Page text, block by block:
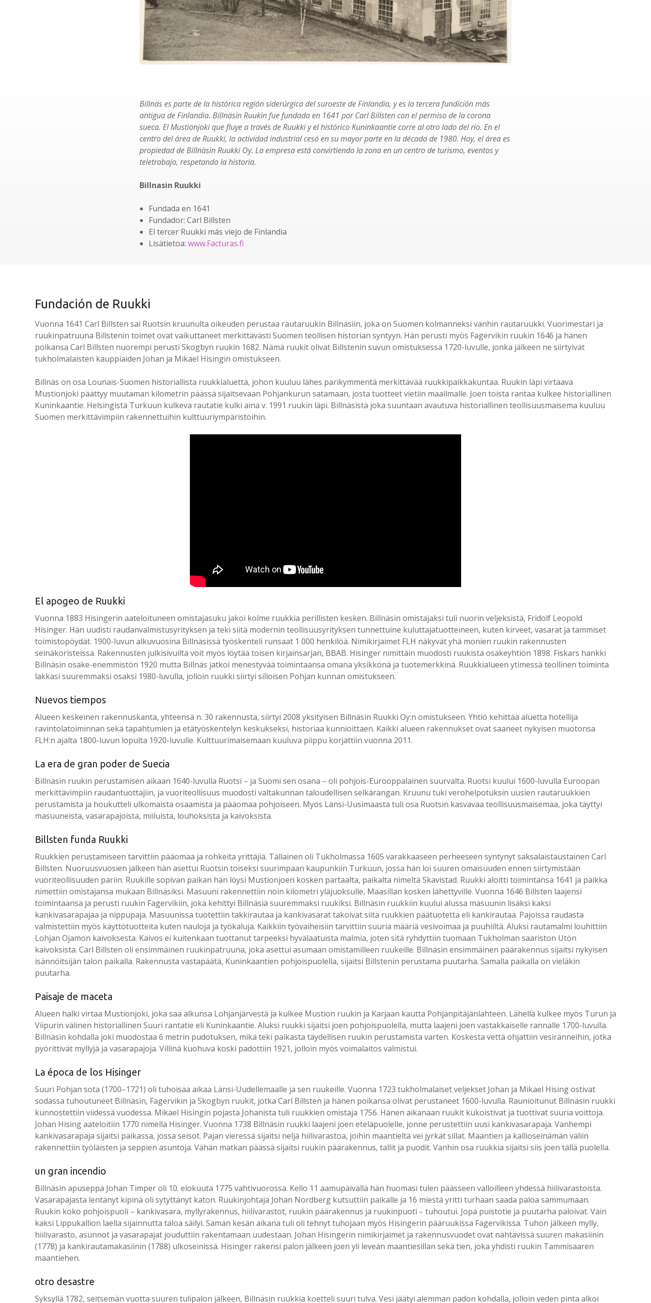
Billnäs es parte de la histórica región siderúrgica del suroeste de Finlandia, y es la tercera fundición más
antigua de Finlandia. Billnäsin Ruukin fue fundada en 1641 por Carl Billsten con el permiso de la corona
sueca. El Mustionjoki que fluye a través de Ruukki y el histórico Kuninkaantie corre al otro lado del río. En el
centro del área de Ruukki, la actividad industrial cesó en su mayor parte en la década de 1980. Hoy, el área es
propiedad de Billnäsin Ruukki Oy. La empresa está convirtiendo la zona en un centro de turismo, eventos y
teletrabajo, respetando la historia.
Billnasin Ruukki
Fundada en 1641
Fundador: Carl Billsten
El tercer Ruukki más viejo de Finlandia
Lisätietoa:www.Facturas.fi
Fundación de Ruukki
Vuonna 1641 Carl Billsten sai Ruotsin kruunulta oikeuden perustaa rautaruukin Billnäsiin, joka on Suomen kolmanneksi vanhin rautaruukki. Vuorimestari ja
ruukinpatruuna Billstenin toimet ovat vaikuttaneet merkittävästi Suomen teollisen historian syntyyn. Hän perusti myös Fagervikin ruukin 1646 ja hänen
poikansa Carl Billsten nuorempi perusti Skogbyn ruukin 1682. Nämä ruukit olivat Billstenin suvun omistuksessa 1720-luvulle, jonka jälkeen ne siirtyivät
tukholmalaisten kauppiaiden Johan ja Mikael Hisingin omistukseen.
Billnäs on osa Lounais-Suomen historiallista ruukkialuetta, johon kuuluu lähes parikymmentä merkittävää ruukkipaikkakuntaa. Ruukin läpi virtaava
Mustionjoki päättyy muutaman kilometrin päässä sijaitsevaan Pohjankurun satamaan, josta tuotteet vietiin maailmalle. Joen toista rantaa kulkee historiallinen
Kuninkaantie. Helsingistä Turkuun kulkeva rautatie kulki aina v. 1991 ruukin läpi. Billnäsistä joka suuntaan avautuva historiallinen teollisuusmaisema kuuluu
Suomen merkittävimpiin rakennettuihin kulttuuriympäristöihin.
El apogeo de Ruukki
Vuonna 1883 Hisingerin aateloituneen omistajasuku jakoi kolme ruukkia perillisten kesken. Billnäsin omistajaksi tuli nuorin veljeksistä, Fridolf Leopold
Hisinger. Hän uudisti raudanvalmistusyrityksen ja teki siitä modernin teollisuusyrityksen tunnettuine kuluttajatuotteineen, kuten kirveet, vasarat ja tammiset
toimistopöydät. 1900-luvun alkuvuosina Billnäsissä työskenteli runsaat 1 000 henkilöä. Nimikirjaimet FLH näkyvät yhä monien ruukin rakennusten
seinäkoristeissa. Rakennusten julkisivuilta voit myös löytää toisen kirjainsarjan, BBAB. Hisinger nimittäin muodosti ruukista osakeyhtiön 1898. Fiskars hankki
Billnäsin osake-enemmistön 1920 mutta Billnäs jatkoi menestyvää toimintaansa omana yksikkönä ja tuotemerkkinä. Ruukkialueen ytimessä teollinen toiminta
lakkasi suuremmaksi osaksi 1980-luvulla, jolloin ruukki siirtyi silloisen Pohjan kunnan omistukseen.
Nuevos tiempos
Alueen keskeinen rakennuskanta, yhteensä n. 30 rakennusta, siirtyi 2008 yksityisen Billnäsin Ruukki Oy:n omistukseen. Yhtiö kehittää aluetta hotellija
ravintolatoiminnan sekä tapahtumien ja etätyöskentelyn keskukseksi, historiaa kunnioittaen. Kaikki alueen rakennukset ovat saaneet nykyisen muotonsa
FLH:n ajalta 1800-luvun lopulta 1920-luvulle. Kulttuurimaisemaan kuuluva piippu korjattiin vuonna 2011.
La era de gran poder de Suecia
Billnäsin ruukin perustamisen aikaan 1640-luvulla Ruotsi – ja Suomi sen osana – oli pohjois-Eurooppalainen suurvalta. Ruotsi kuului 1600-luvulla Euroopan
merkittävimpiin raudantuottajiin, ja vuoriteollisuus muodosti valtakunnan taloudellisen selkärangan. Kruunu tuki verohelpotuksin uusien rautaruukkien
perustamista ja houkutteli ulkomaista osaamista ja pääomaa pohjoiseen. Myös Länsi-Uusimaasta tuli osa Ruotsin kasvavaa teollisuusmaisemaa, joka täyttyi
masuuneista, vasarapajoista, miiluista, louhoksista ja kaivoksista.
Billsten funda Ruukki
Ruukkien perustamiseen tarvittiin pääomaa ja rohkeita yrittäjiä. Tällainen oli Tukholmassa 1605 varakkaaseen perheeseen syntynyt saksalaistaustainen Carl
Billsten. Nuoruusvuosien jälkeen hän asettui Ruotsin toiseksi suurimpaan kaupunkiin Turkuun, jossa hän loi suuren omaisuuden ennen siirtymistään
vuoriteollisuuden pariin. Ruukille sopivan paikan hän löysi Mustionjoen kosken partaalta, paikalta nimeltä Skavistad. Ruukki aloitti toimintansa 1641 ja paikka
nimettiin omistajansa mukaan Billnäsiksi. Masuuni rakennettiin noin kilometri yläjuoksulle, Maasillan kosken lähettyville. Vuonna 1646 Billsten laajensi
toimintaansa ja perusti ruukin Fagervikiin, joka kehittyi Billnäsiä suuremmaksi ruukiksi. Billnäsin ruukkiin kuului alussa masuunin lisäksi kaksi
kankivasarapajaa ja nippupaja. Masuunissa tuotettiin takkirautaa ja kankivasarat takoivat siitä ruukkien päätuotetta eli kankirautaa. Pajoissa raudasta
valmistettiin myös käyttötuotteita kuten nauloja ja työkaluja. Kaikkiin työvaiheisiin tarvittiin suuria määriä vesivoimaa ja puuhiiltä. Aluksi rautamalmi louhittiin
Lohjan Ojamon kaivoksesta. Kaivos ei kuitenkaan tuottanut tarpeeksi hyvälaatuista malmia, joten sitä ryhdyttiin tuomaan Tukholman saariston Utön
kaivoksista. Carl Billsten oli ensimmäinen ruukinpatruuna, joka asettui asumaan omistamilleen ruukeille. Billnäsin ensimmäinen päärakennus sijaitsi nykyisen
isännöitsijän talon paikalla. Rakennusta vastapäätä, Kuninkaantien pohjoispuolella, sijaitsi Billstenin perustama puutarha. Samalla paikalla on vieläkin
puutarha.
Paisaje de maceta
Alueen halki virtaa Mustionjoki, joka saa alkunsa Lohjanjärvestä ja kulkee Mustion ruukin ja Karjaan kautta Pohjanpitäjänlahteen. Lähellä kulkee myös Turun ja
Viipurin välinen historiallinen Suuri rantatie eli Kuninkaantie. Aluksi ruukki sijaitsi joen pohjoispuolella, mutta laajeni joen vastakkaiselle rannalle 1700-luvulla.
Billnäsin kohdalla joki muodostaa 6 metrin pudotuksen, mikä teki paikasta täydellisen ruukin perustamista varten. Koskesta vettä ohjattiin vesiränneihin, jotka
pyörittivät myllyjä ja vasarapajoja. Villinä kuohuva koski padottiin 1921, jolloin myös voimalaitos valmistui.
La época de los Hisinger
Suuri Pohjan sota (1700–1721) oli tuhoisaa aikaa Länsi-Uudellemaalle ja sen ruukeille. Vuonna 1723 tukholmalaiset veljekset Johan ja Mikael Hising ostivat
sodassa tuhoutuneet Billnäsin, Fagervikin ja Skogbyn ruukit, jotka Carl Billsten ja hänen poikansa olivat perustaneet 1600-luvulla. Raunioitunut Billnäsin ruukki
kunnostettiin viidessä vuodessa. Mikael Hisingin pojasta Johanista tuli ruukkien omistaja 1756. Hänen aikanaan ruukit kukoistivat ja tuottivat suuria voittoja.
Johan Hising aateloitiin 1770 nimellä Hisinger. Vuonna 1738 Billnäsin ruukki laajeni joen eteläpuolelle, jonne perustettiin uusi kankivasarapaja. Vanhempi
kankivasarapaja sijaitsi paikassa, jossa seisot. Pajan vieressä sijaitsi neljä hiilivarastoa, joihin maantieltä vei jyrkät sillat. Maantien ja kallioseinämän väliin
rakennettiin työläisten ja seppien asuntoja. Vähän matkan päässä sijaitsi ruukin päärakennus, tallit ja puodit. Vanhin osa ruukkia sijaitsi siis joen tällä puolella.
un gran incendio
Billnäsin apuseppä Johan Timper oli 10. elokuuta 1775 vahtivuorossa. Kello 11 aamupäivällä hän huomasi tulen päässeen valloilleen yhdessä hiilivarastoista.
Vasarapajasta lentänyt kipinä oli sytyttänyt katon. Ruukinjohtaja Johan Nordberg kutsuttiin paikalle ja 16 miestä yritti turhaan saada paloa sammumaan.
Ruukin koko pohjoispuoli – kankivasara, myllyrakennus, hiilivarastot, ruukin päärakennus ja ruukinpuoti – tuhoutui. Jopa puistotie ja puutarha paloivat. Vain
kaksi Lippukallion laella sijainnutta taloa säilyi. Saman kesän aikana tuli oli tehnyt tuhojaan myös Hisingerin pääruukissa Fagervikissa. Tuhon jälkeen mylly,
hiilivarasto, asunnot ja vasarapajat jouduttiin rakentamaan uudestaan. Johan Hisingerin nimikirjaimet ja rakennusvuodet ovat nähtävissä suuren makasiinin
(1778) ja kankirautamakasiinin (1788) ulkoseinissä. Hisinger rakensi palon jälkeen joen yli leveän maantiesillan sekä tien, joka yhdisti ruukin Tammisaaren
maantiehen.
otro desastre
Syksyllä 1782, seitsemän vuotta suuren tulipalon jälkeen, Billnäsin ruukkia koetteli suuri tulva. Vesi jäätyi alemman padon kohdalla, jolloin veden pinta alkoi